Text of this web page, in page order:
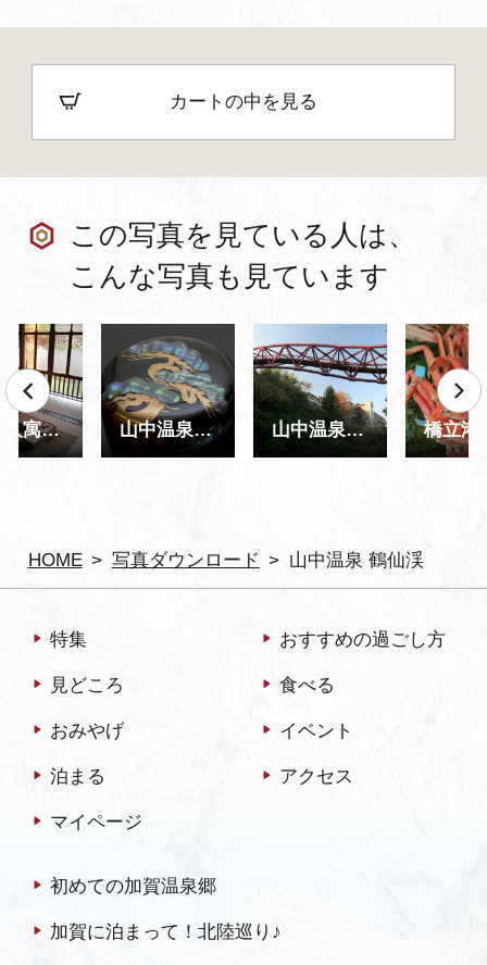
HOME 写真ダウンロード 山中温泉 鶴仙渓
カートの中を見る
この写真を見ている人は、
こんな写真も見ています
魯山人寓居跡 いろは草庵 内観 山中温泉 うるし座 山中漆器 山中温泉 あやとりはし
特集 おすすめの過ごし方
見どころ 食べる
おみやげ イベント
泊まる アクセス
マイページ
初めての加賀温泉郷
加賀に泊まって！北陸巡り♪